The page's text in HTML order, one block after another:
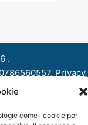
come i cookie per
.
Privacy